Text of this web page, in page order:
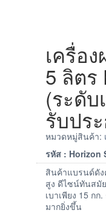
เครื่อ
5 ลิตร
(ระดับ
รับปร
หมวดหมู่สินค้า:
รหัส : Horizon
สินค้าแบรนด์ดั
สูง ดีไซน์ทันสมั
เบาเพียง 15 ก
มากยิ่งขึ้น